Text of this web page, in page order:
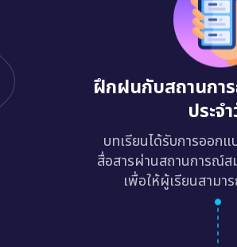
ฝึกฝนกับสถานกา
ประจ
บทเรียนได้รับการออก
สื่อสารผ่านสถานการณ์ส
เพื่อให้ผู้เรียนสามา